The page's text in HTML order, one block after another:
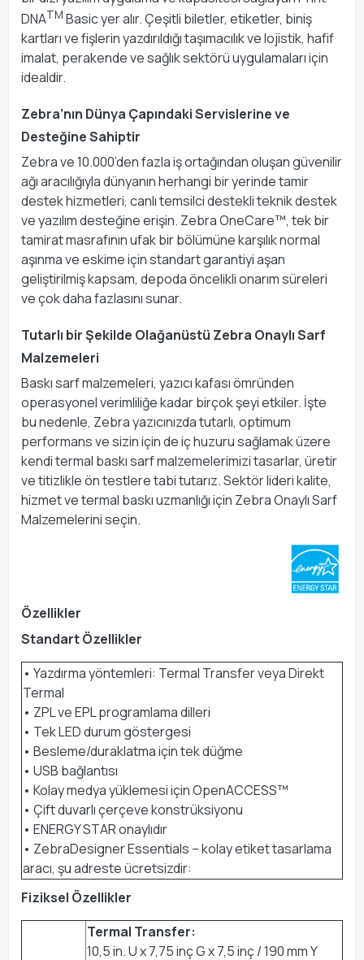
DNATM Basic yer alır. Çeşitli biletler, etiketler, biniş
kartları ve fişlerin yazdırıldığı taşımacılık ve lojistik, hafif
imalat, perakende ve sağlık sektörü uygulamaları için
idealdir.
Zebra’nın Dünya Çapındaki Servislerine ve
Desteğine Sahiptir
Zebra ve 10.000’den fazla iş ortağından oluşan güvenilir
ağı aracılığıyla dünyanın herhangi bir yerinde tamir
destek hizmetleri, canlı temsilci destekli teknik destek
ve yazılım desteğine erişin. Zebra OneCare™, tek bir
tamirat masrafının ufak bir bölümüne karşılık normal
aşınma ve eskime için standart garantiyi aşan
geliştirilmiş kapsam, depoda öncelikli onarım süreleri
ve çok daha fazlasını sunar.
Tutarlı bir Şekilde Olağanüstü Zebra Onaylı Sarf
Malzemeleri
Baskı sarf malzemeleri, yazıcı kafası ömründen
operasyonel verimliliğe kadar birçok şeyi etkiler. İşte
bu nedenle, Zebra yazıcınızda tutarlı, optimum
performans ve sizin için de iç huzuru sağlamak üzere
kendi termal baskı sarf malzemelerimizi tasarlar, üretir
ve titizlikle ön testlere tabi tutarız. Sektör lideri kalite,
hizmet ve termal baskı uzmanlığı için Zebra Onaylı Sarf
Malzemelerini seçin.
Özellikler
Standart Özellikler
• Yazdırma yöntemleri: Termal Transfer veya Direkt
Termal
• ZPL ve EPL programlama dilleri
• Tek LED durum göstergesi
• Besleme/duraklatma için tek düğme
• USB bağlantısı
• Kolay medya yüklemesi için OpenACCESS™
• Çift duvarlı çerçeve konstrüksiyonu
• ENERGY STAR onaylıdır
• ZebraDesigner Essentials – kolay etiket tasarlama
aracı, şu adreste ücretsizdir:
Fiziksel Özellikler
Termal Transfer:
10,5 in. U x 7,75 inç G x 7,5 inç / 190 mm Y